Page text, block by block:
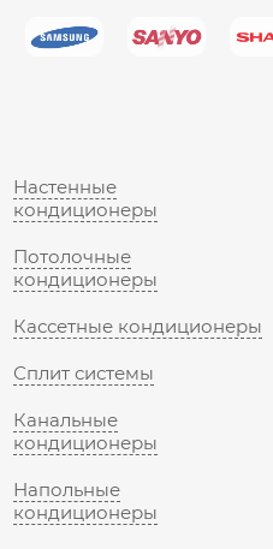
Настенные
кондиционеры
Потолочные
кондиционеры
Кассетные кондиционеры
Сплит системы
Канальные
кондиционеры
Напольные
кондиционеры